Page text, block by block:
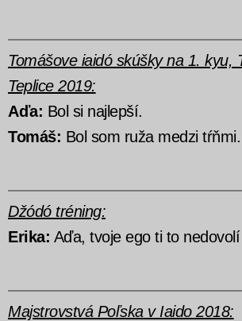
Tomášove iaidó skúšky na 1. kyu,
Teplice 2019:
Aďa: Bol si najlepší.
Tomáš: Bol som ruža medzi tŕňmi.
Džódó tréning:
Erika: Aďa, tvoje ego ti to
Majstrovstvá Poľska v Iaido 2018: